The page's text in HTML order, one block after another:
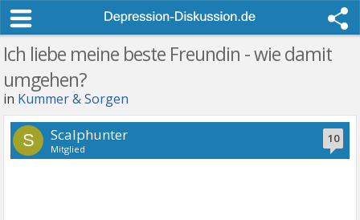
Ich liebe meine beste Freundin - wie damit
umgehen?
in Kummer & Sorgen
10
S Scalphunter
Mitglied